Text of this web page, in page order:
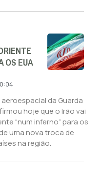
OS EUA
da Guarda
hoje que o Irão vai
"num inferno” para os
uma nova troca de
na região.